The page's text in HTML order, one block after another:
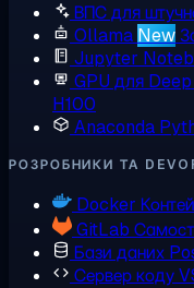
ВПС для
Ollama New
Jupyter
GPU для
H100
Anaconda
РОЗРОБНИКИ ТА
Docker
GitLab
Бази даних
Сервер коду